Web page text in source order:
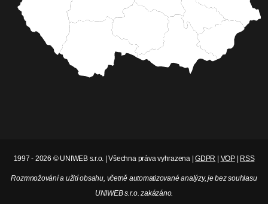
1997 - 2026 © UNIWEB s.r.o. | Všechna práva vyhrazena |GDPR VOP| RSS
Rozmnožování a užití obsahu, včetně automatizované analýzy, je bez souhlasu
UNIWEB s.r.o. zakázáno.